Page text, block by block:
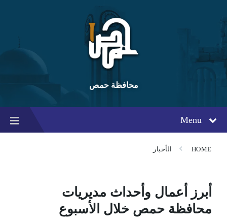
content
main
navigation
footer
محافظة حمص
Menu
HOME الأخبار
أبرز أعمال وأحداث مديريات
محافظة حمص خلال الأسبوع